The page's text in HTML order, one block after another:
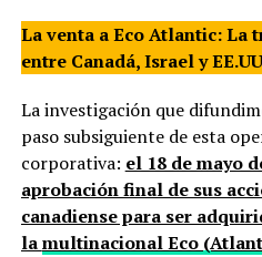
La venta a Eco Atlantic: La
entre Canadá, Israel y
La investigación que
paso subsiguiente de esta
corporativa: el 18 de mayo
aprobación final de sus
canadiense para ser
lamultinacional Eco